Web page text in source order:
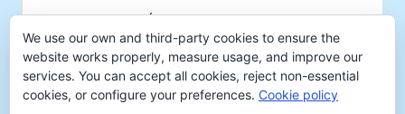
Colectivo NÓS: 5 anos de galeguismo e celtismo
| Colectivo NósenV Aniversario do Colectivo
NÓS
16/09/2018
[…] mil tempadas máis. E por iso convidámosvos a
We use our own and third-party cookies to ensure the
website works properly, measure usage, and improve our
services. You can accept all cookies, reject non-essential
cookies, or configure your preferences. Cookie policy